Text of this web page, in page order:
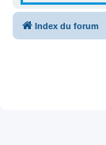
Index du forum